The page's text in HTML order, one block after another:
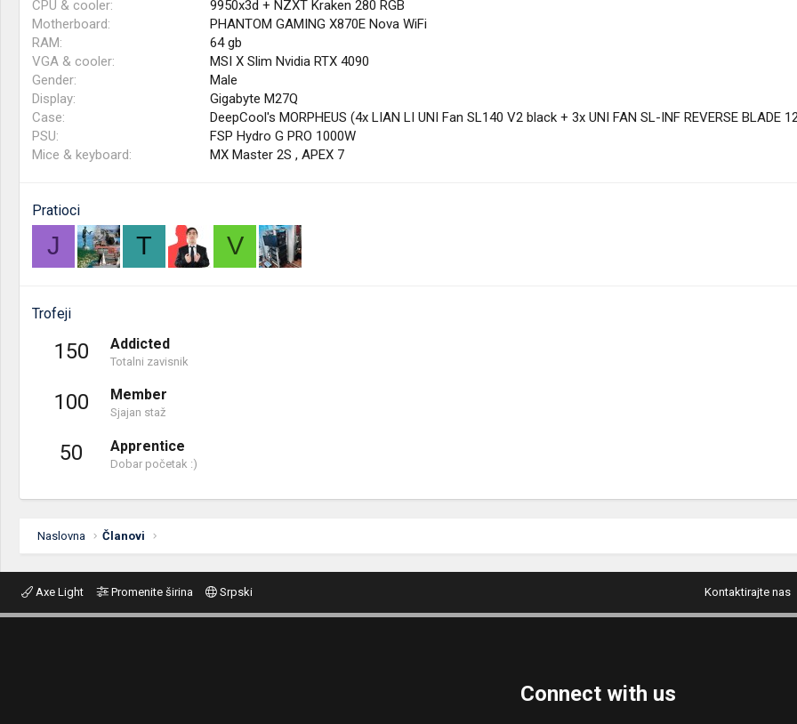
CPU & cooler
9950x3d + NZXT Kraken 280 RGB
Motherboard
PHANTOM GAMING X870E Nova WiFi
RAM
64 gb
VGA & cooler
MSI X Slim Nvidia RTX 4090
Gender
Male
Display
Gigabyte M27Q
Case
DeepCool's MORPHEUS (4x LIAN LI UNI Fan SL140 V2 black + 3x UNI FAN SL-INF REVERSE BLADE
PSU
FSP Hydro G PRO 1000W
Mice & keyboard
MX Master 2S , APEX 7
Pratioci
J T V
Trofeji
150 Addicted
Totalni zavisnik
100 Member
Sjajan staž
50 Apprentice
Dobar početak :)
Naslovna Članovi
Axe Light Promenite širina Srpski Kontaktirajte nas
Connect with us